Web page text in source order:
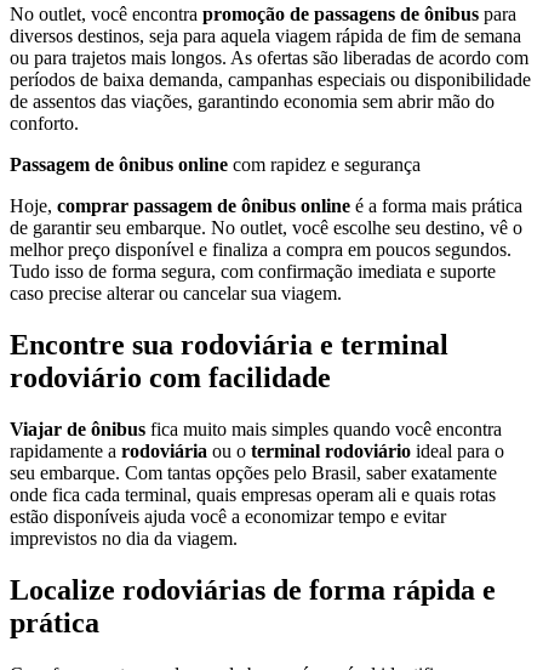
No outlet, você encontra promoção de passagens de ônibus para
diversos destinos, seja para aquela viagem rápida de fim de semana
ou para trajetos mais longos. As ofertas são liberadas de acordo com
períodos de baixa demanda, campanhas especiais ou disponibilidade
de assentos das viações, garantindo economia sem abrir mão do
conforto.
Passagem de ônibus online com rapidez e segurança
Hoje, comprar passagem de ônibus online é a forma mais prática
de garantir seu embarque. No outlet, você escolhe seu destino, vê o
melhor preço disponível e finaliza a compra em poucos segundos.
Tudo isso de forma segura, com confirmação imediata e suporte
caso precise alterar ou cancelar sua viagem.
Encontre sua rodoviária e terminal
rodoviário com facilidade
Viajar de ônibus fica muito mais simples quando você encontra
rapidamente a rodoviária ou o terminal rodoviário ideal para o
seu embarque. Com tantas opções pelo Brasil, saber exatamente
onde fica cada terminal, quais empresas operam ali e quais rotas
estão disponíveis ajuda você a economizar tempo e evitar
imprevistos no dia da viagem.
Localize rodoviárias de forma rápida e
prática